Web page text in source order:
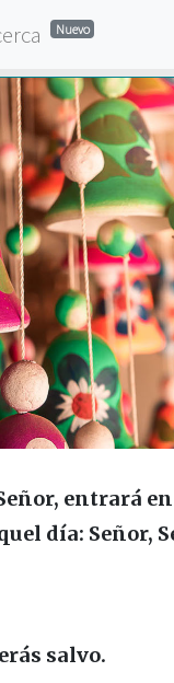
Nuevo
entrará
día: Señor,
salvo.